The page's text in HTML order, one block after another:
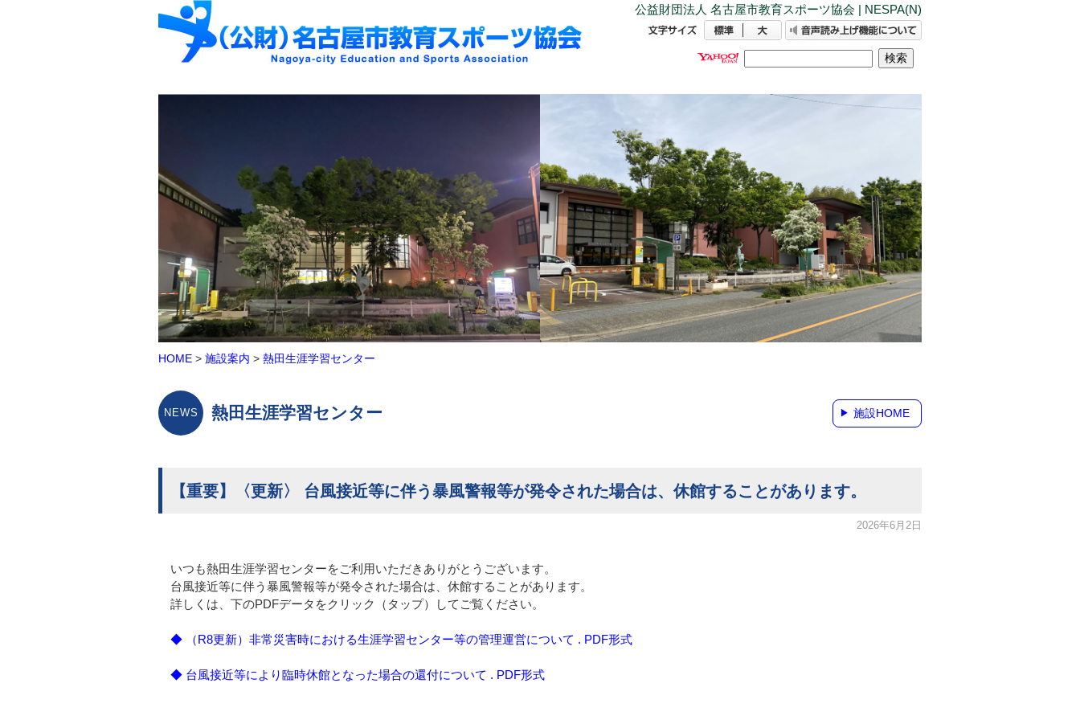
公益財団法人 名古屋市教育スポーツ協会 | NESPA(N)
HOME > 施設案内 > 熱田生涯学習センター
熱田生涯学習センター 施設HOME
【重要】〈更新〉 台風接近等に伴う暴風警報等が発令された場合は、休館することがあります。
2026年6月2日
いつも熱田生涯学習センターをご利用いただきありがとうございます。
台風接近等に伴う暴風警報等が発令された場合は、休館することがあります。
詳しくは、下のPDFデータをクリック（タップ）してご覧ください。
◆ （R8更新） 非常災害時における生涯学習センター等の管理運営について . PDF形式
◆ 台風接近等により臨時休館となった場合の還付について . PDF形式